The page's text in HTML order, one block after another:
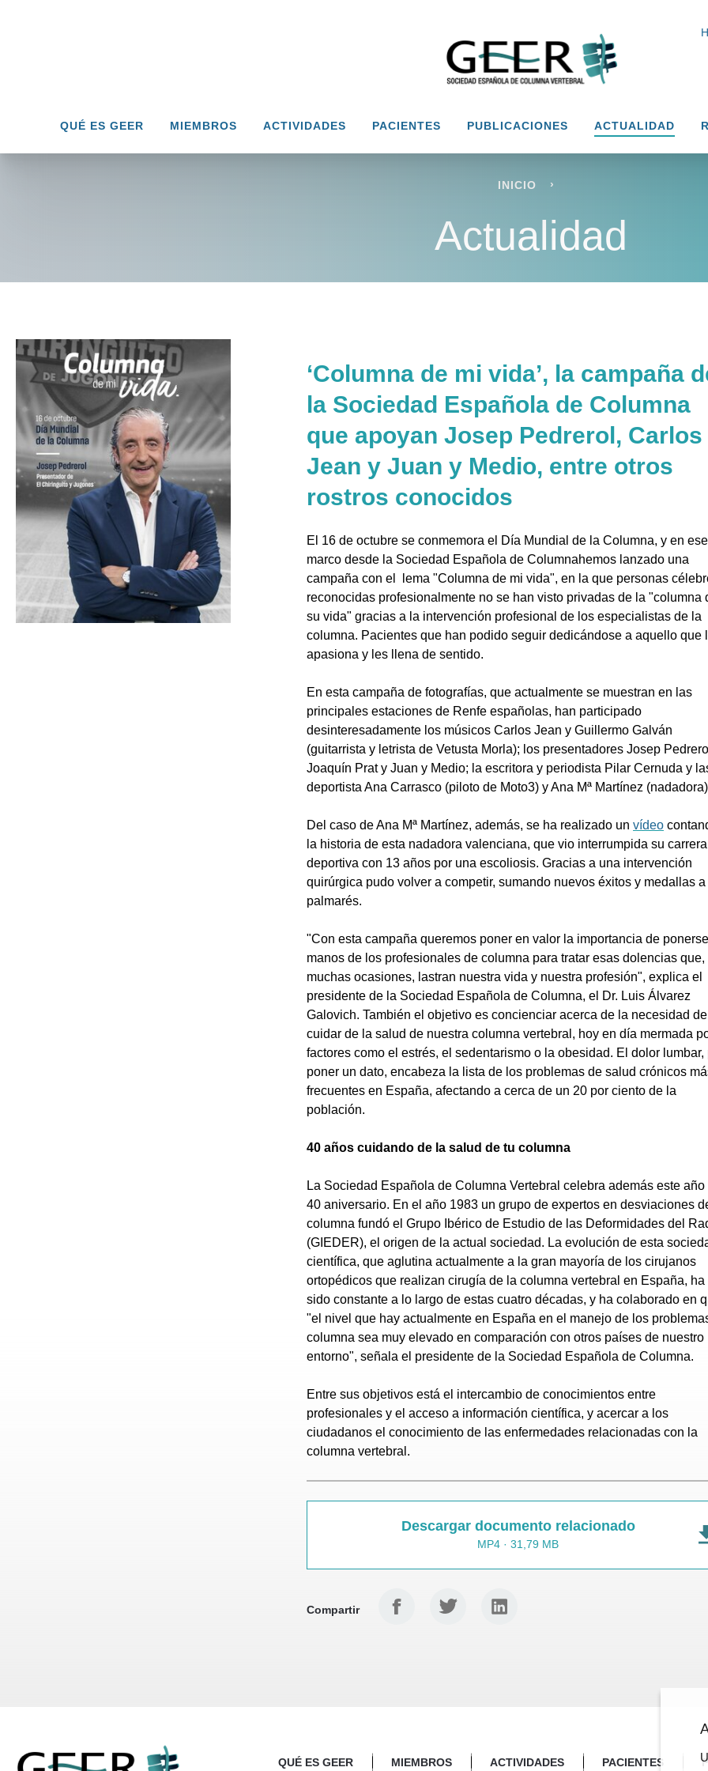
QUÉ ES GEER MIEMBROS ACTIVIDADES PACIENTES PUBLICACIONES ACTUALIDAD
Actualidad
INICIO ›
‘Columna de mi vida’, la campaña
la Sociedad Española de Columna
que apoyan Josep Pedrerol, Carlos
Jean y Juan y Medio, entre otros
rostros conocidos
El 16 de octubre se conmemora el Día Mundial de la Columna, y en ese
marco desde la Sociedad Española de Columnahemos lanzado una
campaña con el lema "Columna de mi vida", en la que personas
reconocidas profesionalmente no se han visto privadas de la "columna
su vida" gracias a la intervención profesional de los especialistas de la
columna. Pacientes que han podido seguir dedicándose a aquello que
apasiona y les llena de sentido.
En esta campaña de fotografías, que actualmente se muestran en las
principales estaciones de Renfe españolas, han participado
desinteresadamente los músicos Carlos Jean y Guillermo Galván
(guitarrista y letrista de Vetusta Morla); los presentadores Josep
Joaquín Prat y Juan y Medio; la escritora y periodista Pilar Cernuda y
deportista Ana Carrasco (piloto de Moto3) y Ana Mª Martínez
Del caso de Ana Mª Martínez, además, se ha realizado un vídeo
la historia de esta nadadora valenciana, que vio interrumpida su carrera
deportiva con 13 años por una escoliosis. Gracias a una intervención
quirúrgica pudo volver a competir, sumando nuevos éxitos y medallas a
palmarés.
"Con esta campaña queremos poner en valor la importancia de
manos de los profesionales de columna para tratar esas dolencias que,
muchas ocasiones, lastran nuestra vida y nuestra profesión", explica el
presidente de la Sociedad Española de Columna, el Dr. Luis Álvarez
Galovich. También el objetivo es concienciar acerca de la necesidad de
cuidar de la salud de nuestra columna vertebral, hoy en día mermada
factores como el estrés, el sedentarismo o la obesidad. El dolor lumbar,
poner un dato, encabeza la lista de los problemas de salud crónicos
frecuentes en España, afectando a cerca de un 20 por ciento de la
población.
40 años cuidando de la salud de tu columna
La Sociedad Española de Columna Vertebral celebra además este año
40 aniversario. En el año 1983 un grupo de expertos en desviaciones
columna fundó el Grupo Ibérico de Estudio de las Deformidades del
(GIEDER), el origen de la actual sociedad. La evolución de esta
científica, que aglutina actualmente a la gran mayoría de los cirujanos
ortopédicos que realizan cirugía de la columna vertebral en España, ha
sido constante a lo largo de estas cuatro décadas, y ha colaborado en
"el nivel que hay actualmente en España en el manejo de los
columna sea muy elevado en comparación con otros países de nuestro
entorno", señala el presidente de la Sociedad Española de Columna.
Entre sus objetivos está el intercambio de conocimientos entre
profesionales y el acceso a información científica, y acercar a los
ciudadanos el conocimiento de las enfermedades relacionadas con la
columna vertebral.
Descargar documento relacionado
MP4 · 31,79 MB
Compartir
Facebook Twitter Linkedin
QUÉ ES GEER MIEMBROS ACTIVIDADES PACIENTES